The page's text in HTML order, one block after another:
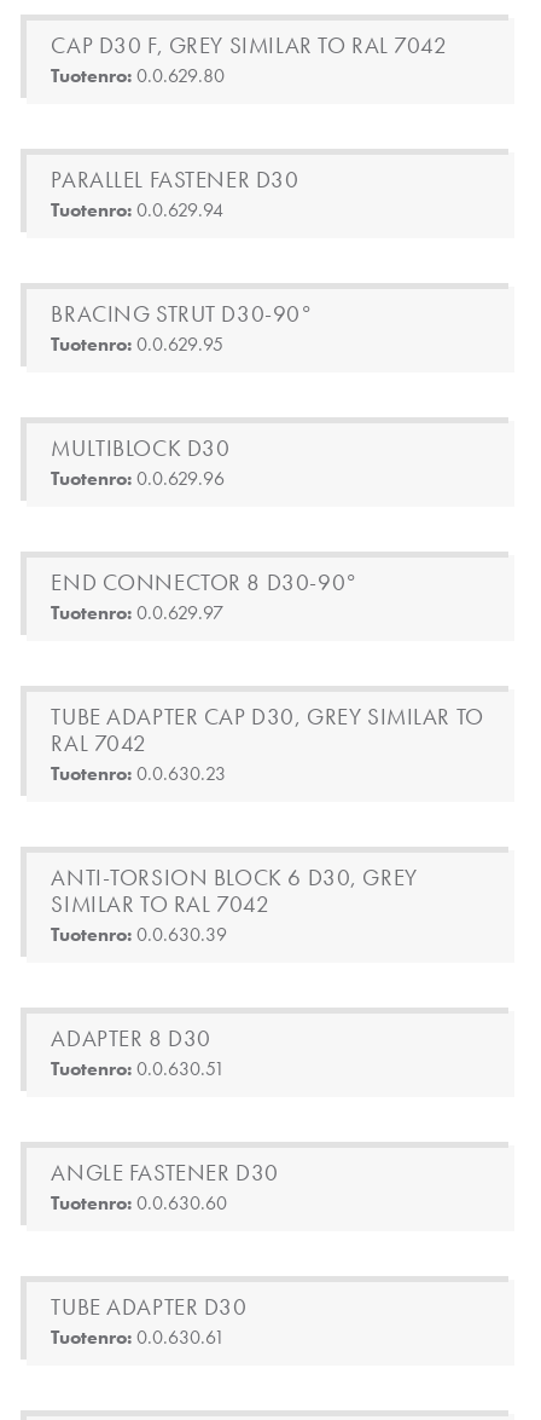
CAP D30 F, GREY SIMILAR TO RAL 7042
Tuotenro:0.0.629.80
PARALLEL FASTENER D30
Tuotenro:0.0.629.94
BRACING STRUT D30-90°
Tuotenro:0.0.629.95
MULTIBLOCK D30
Tuotenro:0.0.629.96
END CONNECTOR 8 D30-90°
Tuotenro:0.0.629.97
TUBE ADAPTER CAP D30, GREY SIMILAR TO
RAL 7042
Tuotenro:0.0.630.23
ANTI-TORSION BLOCK 6 D30, GREY
SIMILAR TO RAL 7042
Tuotenro:0.0.630.39
ADAPTER 8 D30
Tuotenro:0.0.630.51
ANGLE FASTENER D30
Tuotenro:0.0.630.60
TUBE ADAPTER D30
Tuotenro:0.0.630.61